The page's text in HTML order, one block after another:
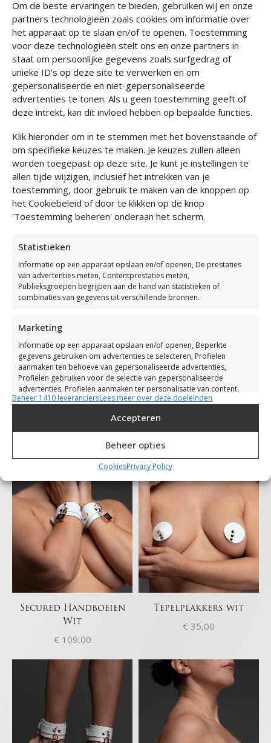
Om de beste ervaringen te bieden, gebruiken wij en onze
partners technologieën zoals cookies om informatie over
het apparaat op te slaan en/of te openen. Toestemming
voor deze technologieën stelt ons en onze partners in
staat om persoonlijke gegevens zoals surfgedrag of
unieke ID's op deze site te verwerken en om
gepersonaliseerde en niet-gepersonaliseerde
advertenties te tonen. Als u geen toestemming geeft of
deze intrekt, kan dit invloed hebben op bepaalde functies.
Klik hieronder om in te stemmen met het bovenstaande of
om specifieke keuzes te maken. Je keuzes zullen alleen
worden toegepast op deze site. Je kunt je instellingen te
allen tijde wijzigen, inclusief het intrekken van je
toestemming, door gebruik te maken van de knoppen op
het Cookiebeleid of door te klikken op de knop
'Toestemming beheren' onderaan het scherm.
Statistieken
Informatie op een apparaat opslaan en/of openen, De prestaties
van advertenties meten, Contentprestaties meten,
Publieksgroepen begrijpen aan de hand van statistieken of
combinaties van gegevens uit verschillende bronnen.
Marketing
Informatie op een apparaat opslaan en/of openen, Beperkte
gegevens gebruiken om advertenties te selecteren, Profielen
aanmaken ten behoeve van gepersonaliseerde advertenties,
Profielen gebruiken voor de selectie van gepersonaliseerde
advertenties, Profielen aanmaken ter personalisatie van content,
Profielen gebruiken ter selectie van gepersonaliseerde content,
Gegevens uit andere gegevensbronnen met elkaar
matchen en combineren, Verschillende apparaten
linken, Apparaten identificeren op basis van
automatisch verzonden informatie.
Zorg dragen voor beveiliging, fraude
voorkomen en detecteren en fouten
opsporen, Advertenties en content leveren
en tonen, Privacykeuzes opslaan en delen.
Altijd actief
Beheer 1410 leveranciersLees meer over deze doeleinden
Accepteren
Beheer opties
CookiesPrivacy Policy
Secured Harnas
159,00
Secured
Jarretelgordel
119,00
FINAL SET
Secured Set Limited
Edition
Secured String
€139,00
Secured Handboeien
Wit
€ 109,00
Tepelplakkers wit
€ 35,00